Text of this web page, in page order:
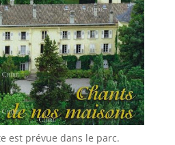
est prévue dans le parc.